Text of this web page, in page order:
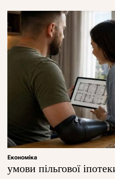
Економіка
умови пільгової